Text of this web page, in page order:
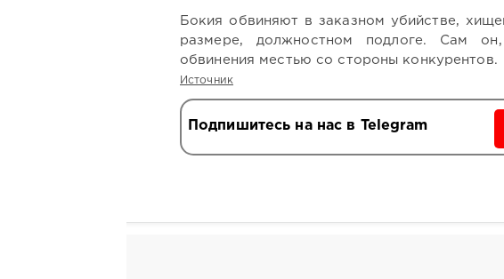
Бокия обвиняют в заказном убийстве,
размере, должностном подлоге. Сам
обвинения местью со стороны конкурентов.
Источник
Подпишитесь на нас в Telegram